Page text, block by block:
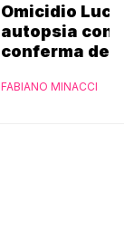
Omicidio
autopsia
conferma del
FABIANO MINACCI